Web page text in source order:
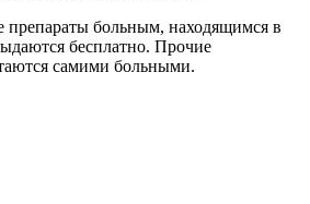
препараты больным, находящимся в
бесплатно. Прочие
самими больными.